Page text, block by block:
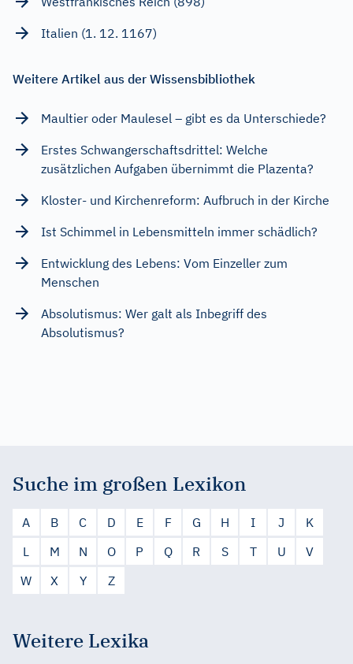
Italien (1. 12. 1167)
Weitere Artikel aus der Wissensbibliothek
Maultier oder Maulesel – gibt es da Unterschiede?
Erstes Schwangerschaftsdrittel: Welche
zusätzlichen Aufgaben übernimmt die Plazenta?
Kloster- und Kirchenreform: Aufbruch in der Kirche
Ist Schimmel in Lebensmitteln immer schädlich?
Entwicklung des Lebens: Vom Einzeller zum
Menschen
Absolutismus: Wer galt als Inbegriff des
Absolutismus?
Suche im großen Lexikon
A B C D E F G H I J
K
L
M N O P Q R S T U
V
W
X Y Z
Weitere Lexika